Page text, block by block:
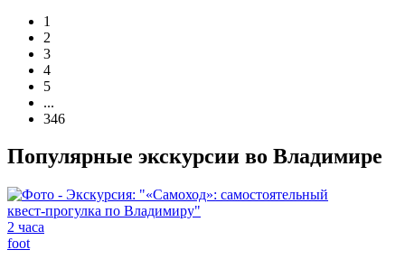
1
2
3
4
5
...
346
Популярные экскурсии во Владимире
2 часа
foot